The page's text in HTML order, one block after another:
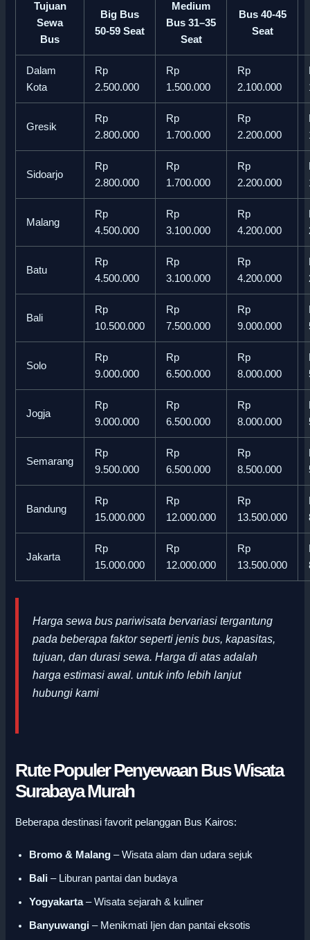
Tujuan
Sewa
Bus
Big Bus
50-59 Seat
Medium
Bus 31–35
Seat
Bus 40-45
Seat
Dalam
Kota
Rp
2.500.000
Rp
1.500.000
Rp
2.100.000
Gresik
Rp
2.800.000
Rp
1.700.000
Rp
2.200.000
Sidoarjo
Rp
2.800.000
Rp
1.700.000
Rp
2.200.000
Malang
Rp
4.500.000
Rp
3.100.000
Rp
4.200.000
Batu
Rp
4.500.000
Rp
3.100.000
Rp
4.200.000
Bali
Rp
10.500.000
Rp
7.500.000
Rp
9.000.000
Solo
Rp
9.000.000
Rp
6.500.000
Rp
8.000.000
Jogja
Rp
9.000.000
Rp
6.500.000
Rp
8.000.000
Semarang
Rp
9.500.000
Rp
6.500.000
Rp
8.500.000
Bandung
Rp
15.000.000
Rp
12.000.000
Rp
13.500.000
Jakarta
Rp
15.000.000
Rp
12.000.000
Rp
13.500.000
Harga sewa bus pariwisata bervariasi tergantung
pada beberapa faktor seperti jenis bus, kapasitas,
tujuan, dan durasi sewa. Harga di atas adalah
harga estimasi awal.untuk info lebih lanjut
hubungi kami
Rute Populer Penyewaan Bus Wisata
Surabaya Murah
Beberapa destinasi favorit pelanggan Bus Kairos:
Bromo & Malang – Wisata alam dan udara sejuk
Bali – Liburan pantai dan budaya
Yogyakarta– Wisata sejarah & kuliner
Banyuwangi – Menikmati Ijen dan pantai eksotis